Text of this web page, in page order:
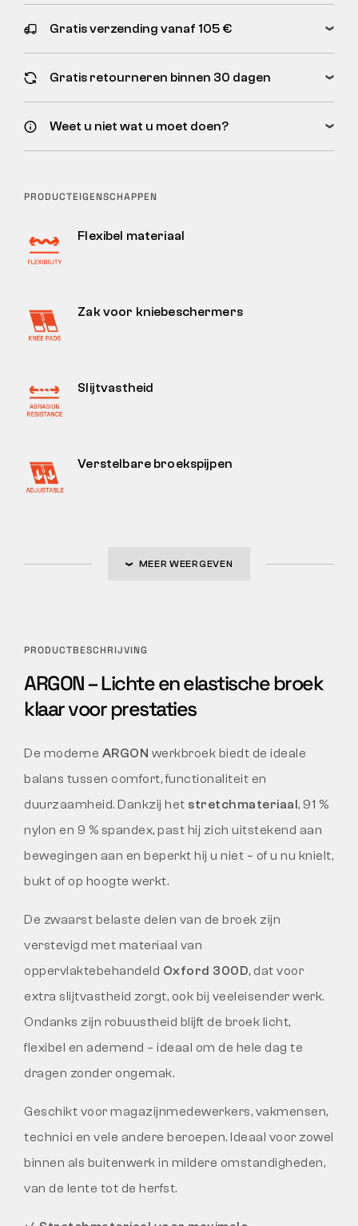
Gratis verzending vanaf 105 €
Gratis retourneren binnen 30 dagen
Weet u niet wat u moet doen?
PRODUCTEIGENSCHAPPEN
Flexibel materiaal
Zak voor kniebeschermers
Slijtvastheid
Verstelbare broekspijpen
MEER WEERGEVEN
PRODUCTBESCHRIJVING
ARGON – Lichte en elastische broek
klaar voor prestaties
De moderne ARGON werkbroek biedt de ideale
balans tussen comfort, functionaliteit en
duurzaamheid. Dankzij het stretchmateriaal, 91 %
nylon en 9 % spandex, past hij zich uitstekend aan
bewegingen aan en beperkt hij u niet – of u nu knielt,
bukt of op hoogte werkt.
De zwaarst belaste delen van de broek zijn
verstevigd met materiaal van
oppervlaktebehandeld Oxford 300D, dat voor
extra slijtvastheid zorgt, ook bij veeleisender werk.
Ondanks zijn robuustheid blijft de broek licht,
flexibel en ademend – ideaal om de hele dag te
dragen zonder ongemak.
Geschikt voor magazijnmedewerkers, vakmensen,
technici en vele andere beroepen. Ideaal voor zowel
binnen als buitenwerk in mildere omstandigheden,
van de lente tot de herfst.